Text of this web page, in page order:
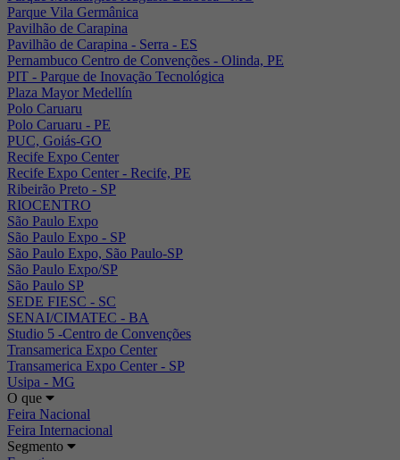
Parque Vila Germânica
Pavilhão de Carapina
Pavilhão de Carapina - Serra - ES
Pernambuco Centro de Convenções - Olinda, PE
PIT - Parque de Inovação Tecnológica
Plaza Mayor Medellín
Polo Caruaru
Polo Caruaru - PE
PUC, Goiás-GO
Recife Expo Center
Recife Expo Center - Recife, PE
Ribeirão Preto - SP
RIOCENTRO
São Paulo Expo
São Paulo Expo - SP
São Paulo Expo, São Paulo-SP
São Paulo Expo/SP
São Paulo SP
SEDE FIESC - SC
SENAI/CIMATEC - BA
Studio 5 -Centro de Convenções
Transamerica Expo Center
Transamerica Expo Center - SP
Usipa - MG
O que
Feira Nacional
Feira Internacional
Segmento